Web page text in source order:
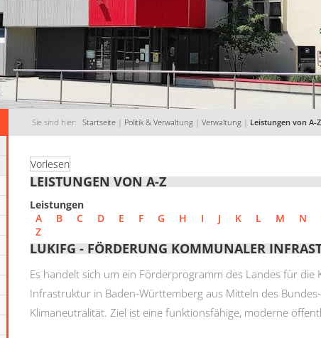
Sie sind hier: Startseite | Politik & Verwaltung | Verwaltung | Leistungen von A-Z
Vorlesen
LEISTUNGEN VON A-Z
Leistungen
A
B C D E F G H I J K L M N
Z
LUKIFG - FÖRDERUNG KOMMUNALER
Es handelt sich um ein Förderprogramm des Landes für die
Infrastruktur in Baden-Württemberg aus Mitteln des
Klimaneutralität. Ziel ist eine funktionsfähige, moderne